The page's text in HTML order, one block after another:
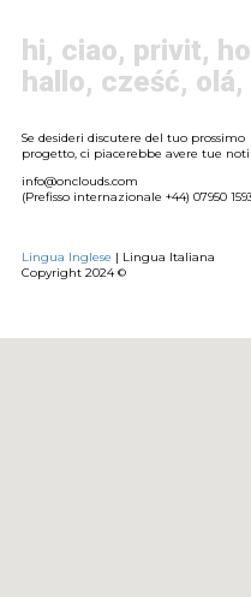
hi, ciao, privit,
hallo, cześć, olá,
Se desideri discutere del tuo prossimo
progetto, ci piacerebbe avere tue
info@onclouds.com
(Prefisso internazionale +44) 07950
Lingua Inglese | Lingua Italiana
Copyright 2024 ©